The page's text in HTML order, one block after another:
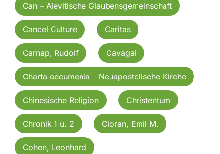
Can – Alevitische Glaubensgemeinschaft
Cancel Culture Caritas
Carnap, Rudolf Cavagai
Charta oecumenia – Neuapostolische Kirche
Chinesische Religion Christentum
Chronik 1 u. 2 Cioran, Emil M.
Cohen, Leonhard